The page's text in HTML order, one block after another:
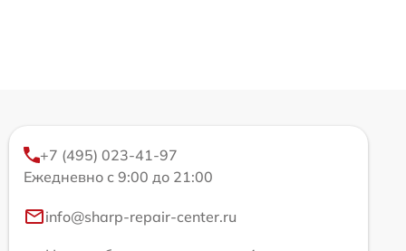
+7 (495) 023-41-97
Ежедневно с 9:00 до 21:00
info@sharp-repair-center.ru